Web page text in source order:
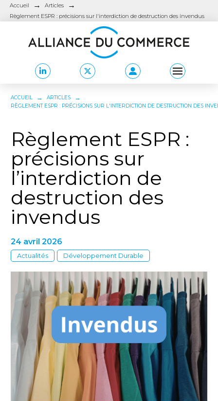
Accueil → Articles →
Règlement ESPR : précisions sur l'interdiction de destruction des invendus
ACCUEIL → ARTICLES →
RÈGLEMENT ESPR : PRÉCISIONS SUR L'INTERDICTION DE DESTRUCTION DES
Règlement ESPR :
précisions sur
l’interdiction de
destruction des
invendus
24 avril 2026
Actualités Développement Durable